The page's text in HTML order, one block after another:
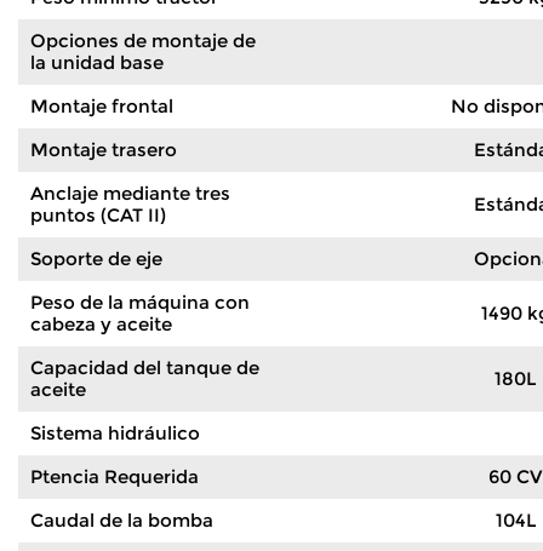
Opciones de montaje de
la unidad base
Montaje frontal
No
Montaje trasero
Anclaje mediante tres
puntos (CAT II)
Soporte de eje
Peso de la máquina con
cabeza y aceite
1490
Capacidad del tanque de
aceite
180L
Sistema hidráulico
Ptencia Requerida
60 CV
Caudal de la bomba
104L